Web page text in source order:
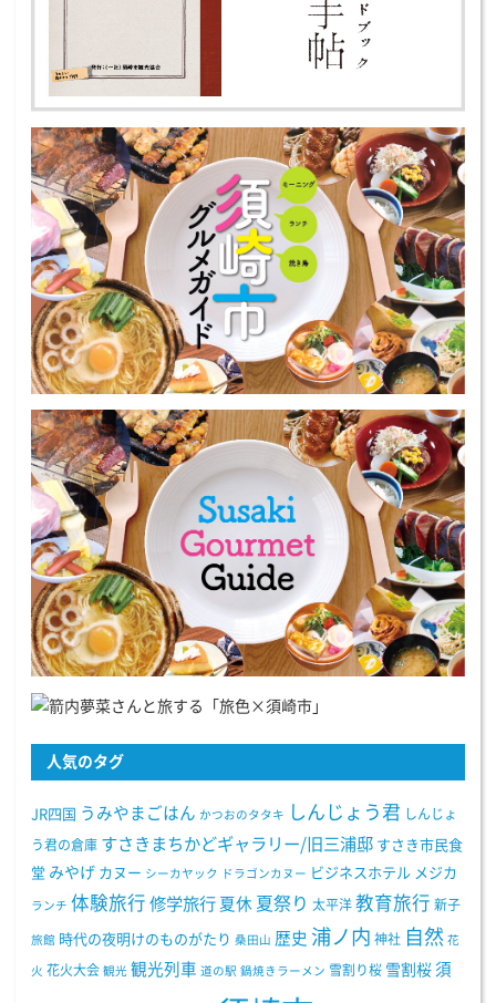
人気のタグ
JR四国 うみやまごはん かつおのタタキ しんじょう君 しんじょ
う君の倉庫 すさきまちかどギャラリー/旧三浦邸 すさき市民食
堂 みやげ カヌー シーカヤック ドラゴンカヌー ビジネスホテル メジカ
ランチ 体験旅行 修学旅行 夏休 夏祭り 太平洋 教育旅行 新子
旅館 時代の夜明けのものがたり 桑田山 歴史 浦ノ内 神社 自然 花
火 花火大会 観光 観光列車 道の駅 鍋焼きラーメン 雪割り桜 雪割桜 須